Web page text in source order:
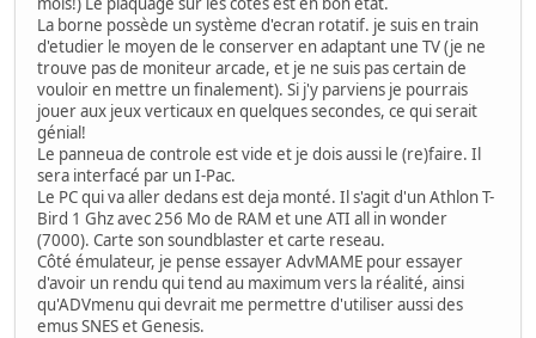
La borne possède un système d'ecran rotatif. je suis en train
d'etudier le moyen de le conserver en adaptant une TV (je ne
trouve pas de moniteur arcade, et je ne suis pas certain de
vouloir en mettre un finalement). Si j'y parviens je pourrais
jouer aux jeux verticaux en quelques secondes, ce qui serait
génial!
Le panneua de controle est vide et je dois aussi le (re)faire. Il
sera interfacé par un I-Pac.
Le PC qui va aller dedans est deja monté. Il s'agit d'un Athlon T-
Bird 1 Ghz avec 256 Mo de RAM et une ATI all in wonder
(7000). Carte son soundblaster et carte reseau.
Côté émulateur, je pense essayer AdvMAME pour essayer
d'avoir un rendu qui tend au maximum vers la réalité, ainsi
qu'ADVmenu qui devrait me permettre d'utiliser aussi des
emus SNES et Genesis.